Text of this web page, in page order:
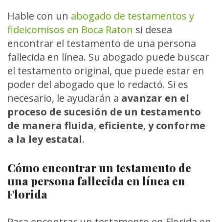
Hable con un abogado de testamentos y
fideicomisos en Boca Raton si desea
encontrar el testamento de una persona
fallecida en línea. Su abogado puede buscar
el testamento original, que puede estar en
poder del abogado que lo redactó. Si es
necesario, le ayudarán a avanzar en el
proceso de sucesión de un testamento
de manera fluida, eficiente, y conforme
a la ley estatal.
Cómo encontrar un testamento de
una persona fallecida en línea en
Florida